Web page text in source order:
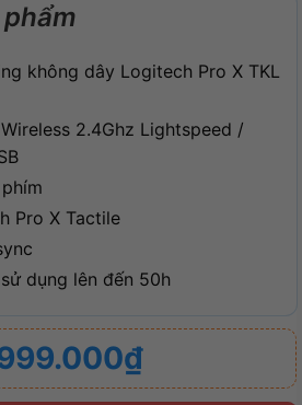
không dây Logitech Pro X TKL
2.4Ghz Lightspeed /
Pro X Tactile
dụng lên đến 50h
₫